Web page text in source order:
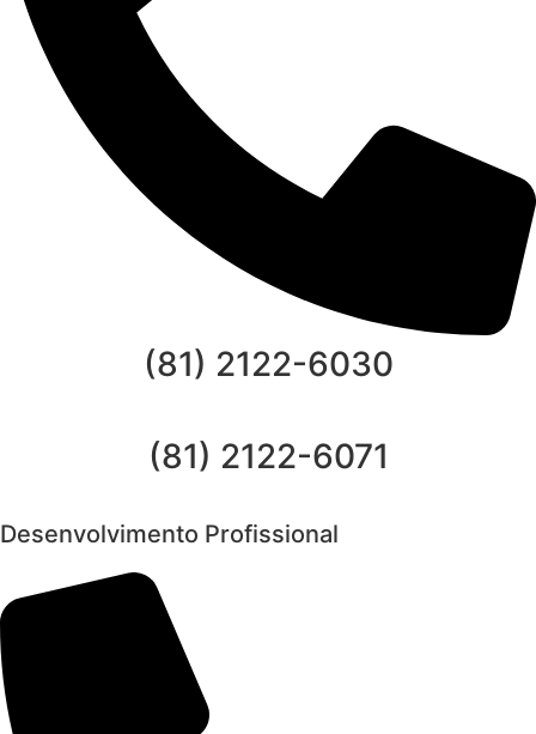
(81) 2122-6030
(81) 2122-6071
Desenvolvimento Profissional